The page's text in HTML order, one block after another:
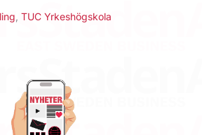
TUC Yrkeshögskola